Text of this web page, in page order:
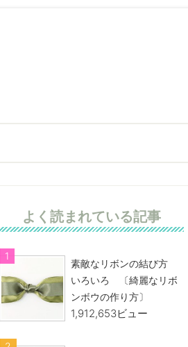
よく読まれている記事
素敵なリボンの結び方
いろいろ 〔綺麗なリボ
ンボウの作り方〕
1,912,653ビュー